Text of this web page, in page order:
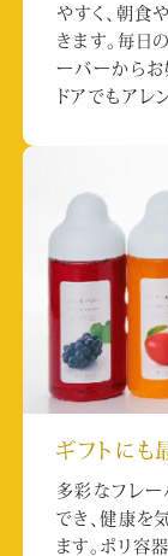
やすく、朝食
きます。毎日
ーバーからお
ドアでもアレ
ギフトにも
多彩なフレー
でき、健康を
ます。ポリ容